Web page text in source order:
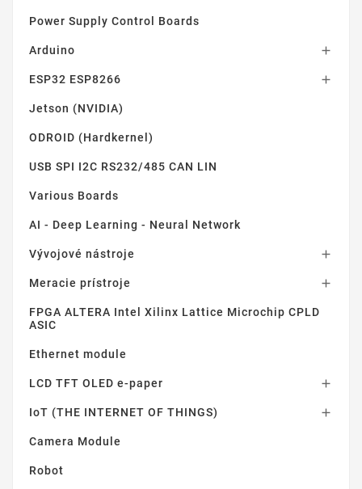
Power Supply Control Boards
Arduino 
ESP32 ESP8266 
Jetson (NVIDIA)
ODROID (Hardkernel)
USB SPI I2C RS232/485 CAN LIN
Various Boards
AI - Deep Learning - Neural Network
Vývojové nástroje 
Meracie prístroje 
FPGA ALTERA Intel Xilinx Lattice Microchip CPLD
ASIC
Ethernet module
LCD TFT OLED e-paper 
IoT (THE INTERNET OF THINGS) 
Camera Module
Robot